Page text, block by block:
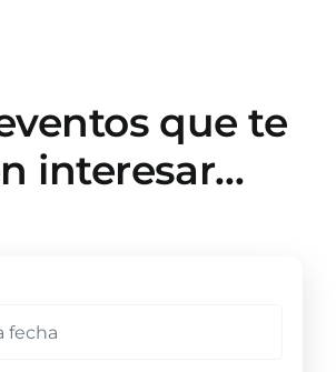
que te
interesar…